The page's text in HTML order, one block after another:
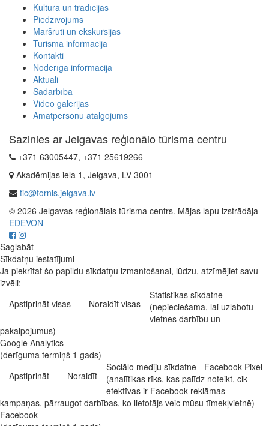
Kultūra un tradīcijas
Piedzīvojums
Maršruti un ekskursijas
Tūrisma informācija
Kontakti
Noderīga informācija
Aktuāli
Sadarbība
Video galerijas
Amatpersonu atalgojums
Sazinies ar Jelgavas reģionālo tūrisma centru
+371 63005447, +371 25619266
Akadēmijas iela 1, Jelgava, LV-3001
tic@tornis.jelgava.lv
© 2026 Jelgavas reģionālais tūrisma centrs. Mājas lapu izstrādāja
EDEVON
Saglabāt
Sīkdatņu iestatījumi
Ja piekrītat šo papildu sīkdatņu izmantošanai, lūdzu, atzīmējiet savu
izvēli:
Apstiprināt visas
Noraidīt visas
Statistikas sīkdatne
(nepieciešama, lai uzlabotu
vietnes darbību un
pakalpojumus)
Google Analytics
(derīguma termiņš 1 gads)
Apstiprināt
Noraidīt
Sociālo mediju sīkdatne - Facebook Pixel
(analītikas rīks, kas palīdz noteikt, cik
efektīvas ir Facebook reklāmas
kampaņas, pārraugot darbības, ko lietotājs veic mūsu tīmekļvietnē)
Facebook